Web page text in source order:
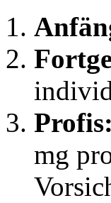
Profis:
mg